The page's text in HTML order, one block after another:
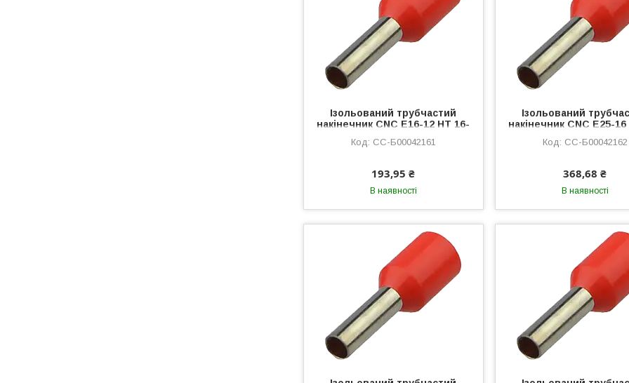
Ізольований трубчастий
накінечник CNC E16-12 HT 16-
(Б00042161) 12мм² втулковий
CC-Б00042161
193,95 ₴
В наявності
Ізольований
накінечник CNC E25-16
(Б00042162) 16мм²
CC-Б00042162
368,68 ₴
В наявності